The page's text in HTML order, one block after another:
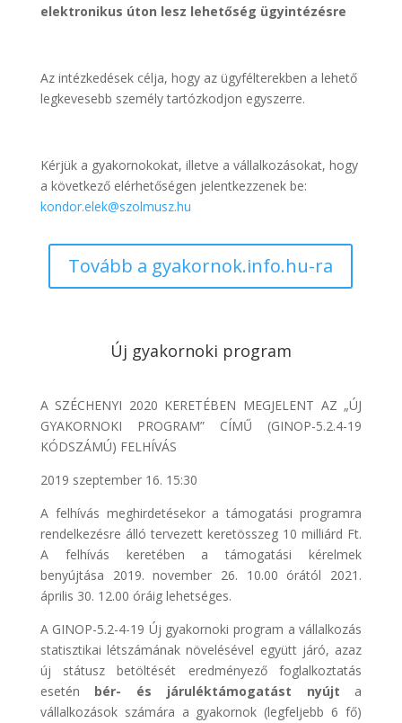
elektronikus úton lesz lehetőség ügyintézésre
Az intézkedések célja, hogy az ügyfélterekben a lehető
legkevesebb személy tartózkodjon egyszerre.
Kérjük a gyakornokokat, illetve a vállalkozásokat, hogy
a következő elérhetőségen jelentkezzenek be:
kondor.elek@szolmusz.hu
Tovább a gyakornok.info.hu-ra
Új gyakornoki program
A SZÉCHENYI 2020 KERETÉBEN MEGJELENT AZ „ÚJ
GYAKORNOKI PROGRAM” CÍMŰ (GINOP-5.2.4-19
KÓDSZÁMÚ) FELHÍVÁS
2019 szeptember 16. 15:30
A felhívás meghirdetésekor a támogatási programra
rendelkezésre álló tervezett keretösszeg 10 milliárd Ft.
A felhívás keretében a támogatási kérelmek
benyújtása 2019. november 26. 10.00 órától 2021.
április 30. 12.00 óráig lehetséges.
A GINOP-5.2-4-19 Új gyakornoki program a vállalkozás
statisztikai létszámának növelésével együtt járó, azaz
új státusz betöltését eredményező foglalkoztatás
esetén bér- és járuléktámogatást nyújt a
vállalkozások számára a gyakornok (legfeljebb 6 fő)